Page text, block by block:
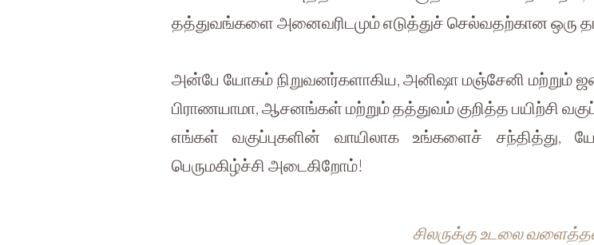
தத்துவங்களை அனைவரிடமும் எடுத்துச் செல்வதற்கான ஒரு
அன்பே யோகம் நிறுவனர்களாகிய, அனிஷா மஞ்சேனி மற்றும்
பிராணயாமா, ஆசனங்கள் மற்றும் தத்துவம் குறித்த பயிற்சி
எங்கள் வகுப்புகளின் வாயிலாக உங்களைச் சந்தித்து,
பெருமகிழ்ச்சி அடைகிறோம்!
சிலருக்கு உடலை